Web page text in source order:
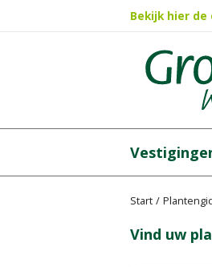
Start
Bekijk hier
Vind uw